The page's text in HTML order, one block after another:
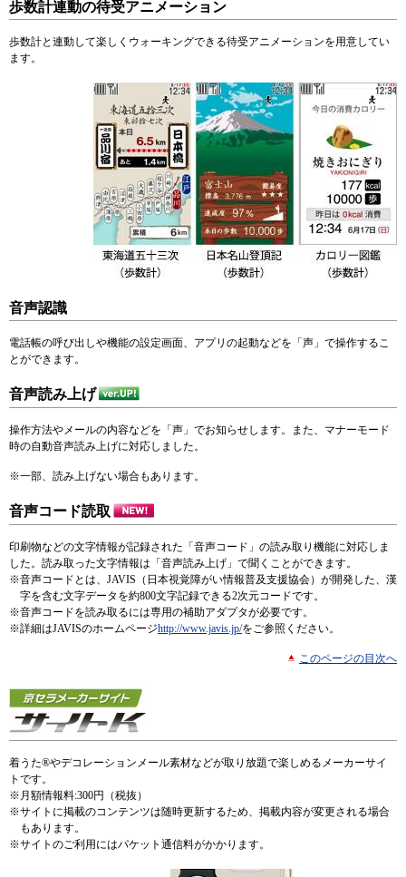
歩数計連動の待受アニメーション
歩数計と連動して楽しくウォーキングできる待受アニメーションを用意してい
ます。
音声認識
電話帳の呼び出しや機能の設定画面、アプリの起動などを「声」で操作するこ
とができます。
音声読み上げ
操作方法やメールの内容などを「声」でお知らせします。また、マナーモード
時の自動音声読み上げに対応しました。
※一部、読み上げない場合もあります。
音声コード読取
印刷物などの文字情報が記録された「音声コード」の読み取り機能に対応しま
した。読み取った文字情報は「音声読み上げ」で聞くことができます。
※音声コードとは、JAVIS（日本視覚障がい情報普及支援協会）が開発した、漢
字を含む文字データを約800文字記録できる2次元コードです。
※音声コードを読み取るには専用の補助アダプタが必要です。
※詳細はJAVISのホームページhttp://www.javis.jp/をご参照ください。
このページの目次へ
着うた®やデコレーションメール素材などが取り放題で楽しめるメーカーサイ
トです。
※ 月額情報料:300円（税抜）
※サイトに掲載のコンテンツは随時更新するため、掲載内容が変更される場合
もあります。
※サイトのご利用にはパケット通信料がかかります。